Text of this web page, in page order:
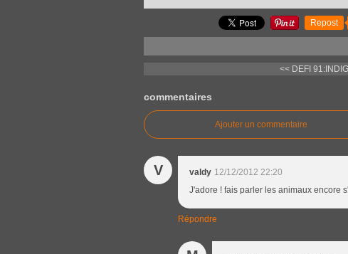
Repost
<< DEFI
commentaires
Ajouter un commentaire
V valdy 12/12/2012 22:20
J'adore ! fais parler les animaux encore
Répondre